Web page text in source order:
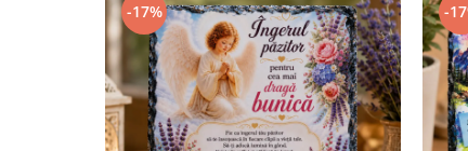
-17% -